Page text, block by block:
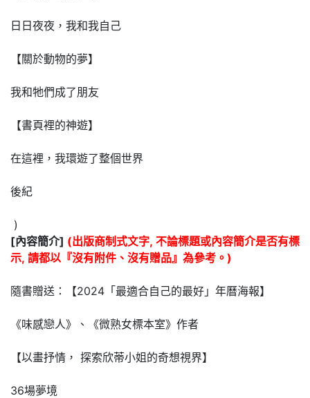
日日夜夜，我和我自己
【關於動物的夢】
我和牠們成了朋友
【書頁裡的神遊】
在這裡，我環遊了整個世界
後紀
)
[內容簡介] (出版商制式文字, 不論標題或內容簡介是否有標
示, 請都以『沒有附件、沒有贈品』為參考。)
隨書贈送：【2024「最適合自己的最好」年曆海報】
《味感戀人》、《微熟女標本室》作者
【以畫抒情， 探索欣蒂小姐的奇想視界】
36場夢境